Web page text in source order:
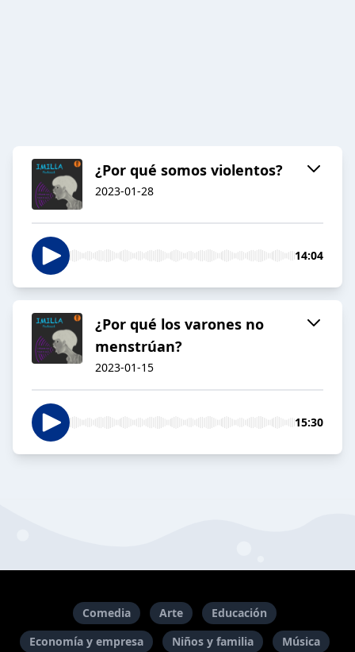
¿Por qué somos violentos?
2023-01-28
14:04
¿Por qué los varones no
menstrúan?
2023-01-15
15:30
Comedia Arte
Educación
Economía y empresa
Niños y familia Música